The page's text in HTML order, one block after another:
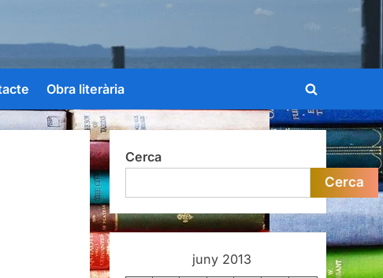
Obra literària
Toggle
search
form
Cerca
Cerca
juny 2013